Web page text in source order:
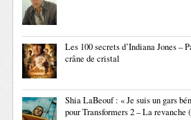
Les 100 secrets d’Indiana Jones –
crâne de cristal
Shia LaBeouf : « Je suis un gars
pour Transformers 2 – La revanche